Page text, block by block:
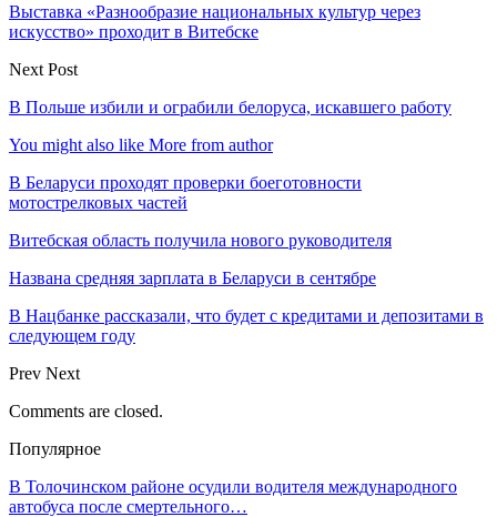
Выставка «Разнообразие национальных культур через
искусство» проходит в Витебске
Next Post
В Польше избили и ограбили белоруса, искавшего работу
You might also like More from author
В Беларуси проходят проверки боеготовности
мотострелковых частей
Витебская область получила нового руководителя
Названа средняя зарплата в Беларуси в сентябре
В Нацбанке рассказали, что будет с кредитами и депозитами в
следующем году
Prev Next
Comments are closed.
Популярное
В Толочинском районе осудили водителя международного
автобуса после смертельного…